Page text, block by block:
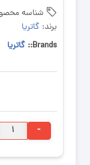
شناسه
برند: گاتریا
Brands::
گاتریا
روشویی
کابینتی
دیواری
-